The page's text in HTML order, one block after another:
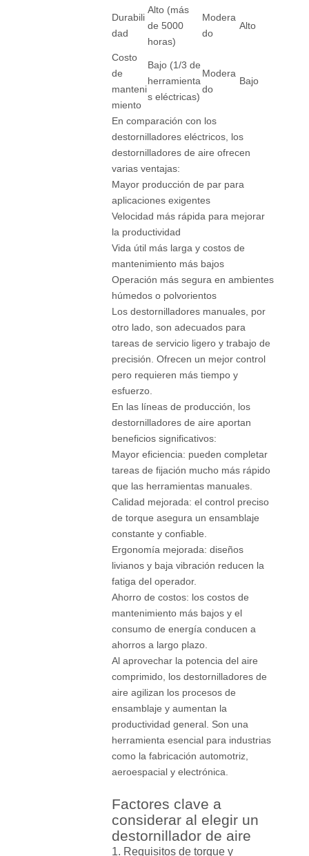
Durabili
dad
Alto (más
de 5000
horas)
Modera
do
Alto
Costo
de
manteni
miento
Bajo (1/3 de
herramienta
s eléctricas)
Modera
do
Bajo
En comparación con los
destornilladores eléctricos, los
destornilladores de aire ofrecen
varias ventajas:
Mayor producción de par para
aplicaciones exigentes
Velocidad más rápida para mejorar
la productividad
Vida útil más larga y costos de
mantenimiento más bajos
Operación más segura en ambientes
húmedos o polvorientos
Los destornilladores manuales, por
otro lado, son adecuados para
tareas de servicio ligero y trabajo de
precisión. Ofrecen un mejor control
pero requieren más tiempo y
esfuerzo.
En las líneas de producción, los
destornilladores de aire aportan
beneficios significativos:
Mayor eficiencia: pueden completar
tareas de fijación mucho más rápido
que las herramientas manuales.
Calidad mejorada: el control preciso
de torque asegura un ensamblaje
constante y confiable.
Ergonomía mejorada: diseños
livianos y baja vibración reducen la
fatiga del operador.
Ahorro de costos: los costos de
mantenimiento más bajos y el
consumo de energía conducen a
ahorros a largo plazo.
Al aprovechar la potencia del aire
comprimido, los destornilladores de
aire agilizan los procesos de
ensamblaje y aumentan la
productividad general. Son una
herramienta esencial para industrias
como la fabricación automotriz,
aeroespacial y electrónica.
Factores clave a
considerar al elegir un
destornillador de aire
1. Requisitos de torque y